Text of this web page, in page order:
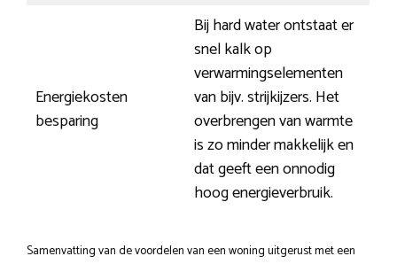
Energiekosten
besparing
Bij hard water ontstaat er
snel kalk op
verwarmingselementen
van bijv. strijkijzers. Het
overbrengen van warmte
is zo minder makkelijk en
dat geeft een onnodig
hoog energieverbruik.
Samenvatting van de voordelen van een woning uitgerust met een